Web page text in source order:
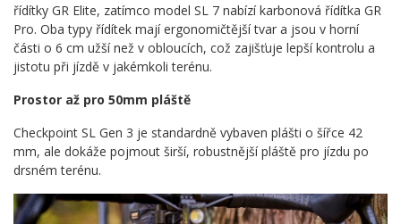
řídítky GR Elite, zatímco model SL 7 nabízí karbonová řídítka GR
Pro. Oba typy řídítek mají ergonomičtější tvar a jsou v horní
části o 6 cm užší než v obloucích, což zajišťuje lepší kontrolu a
jistotu při jízdě v jakémkoli terénu.
Prostor až pro 50mm pláště
Checkpoint SL Gen 3 je standardně vybaven plášti o šířce 42
mm, ale dokáže pojmout širší, robustnější pláště pro jízdu po
drsném terénu.